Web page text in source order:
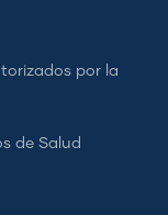
por la
de Salud